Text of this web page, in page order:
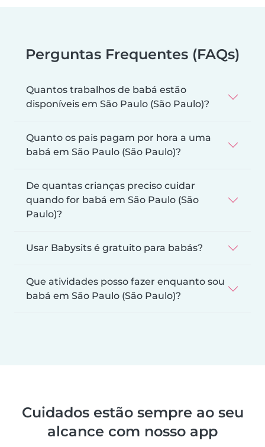
Perguntas Frequentes (FAQs)
Quantos trabalhos de babá estão
disponíveis em São Paulo (São Paulo)?
Quanto os pais pagam por hora a uma
babá em São Paulo (São Paulo)?
De quantas crianças preciso cuidar
quando for babá em São Paulo (São
Paulo)?
Usar Babysits é gratuito para babás?
Que atividades posso fazer enquanto sou
babá em São Paulo (São Paulo)?
Cuidados estão sempre ao seu
alcance com nosso app